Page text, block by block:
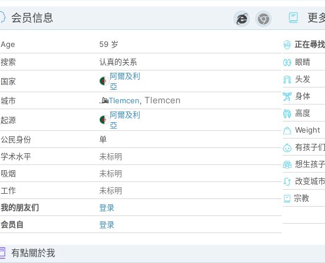
会员信息
Age
59 岁
搜索
认真的关系
国家
阿爾及利
亞
城市
Tlemcen, Tlemcen
起源
阿爾及利
亞
公民身份
单
学术水平
未标明
吸烟
未标明
工作
未标明
我的朋友们
登录
会员自
登录
更
正在尋找
眼睛
头发
身体
高度
Weight
有孩子们
想生孩子
改变城
宗教
有點關於我